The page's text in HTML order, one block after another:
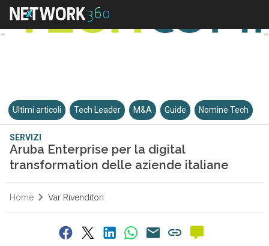
Ultimi articoli Tech Leader M&A Guide Nomine Tech
SERVIZI
Aruba Enterprise per la digital
transformation delle aziende italiane
Home Var Rivenditori